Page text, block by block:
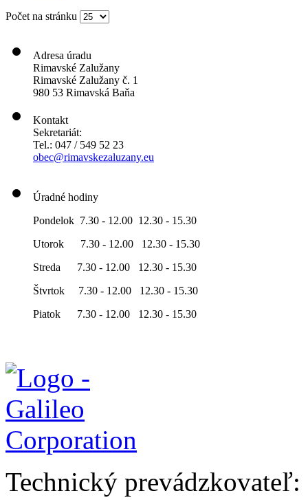
Počet na stránku
Adresa úradu
Rimavské Zalužany
Rimavské Zalužany č. 1
980 53 Rimavská Baňa
Kontakt
Sekretariát:
Tel.: 047 / 549 52 23
obec@rimavskezaluzany.eu
Úradné hodiny
Pondelok 7.30 - 12.00 12.30 - 15.30
Utorok 7.30 - 12.00 12.30 - 15.30
Streda 7.30 - 12.00 12.30 - 15.30
Štvrtok 7.30 - 12.00 12.30 - 15.30
Piatok 7.30 - 12.00 12.30 - 15.30
Technický prevádzkovateľ: